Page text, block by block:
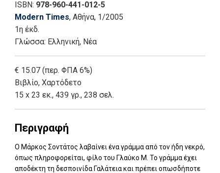
ISBN: 978-960-441-012-5
Modern Times, Αθήνα, 1/2005
1η έκδ.
Γλώσσα: Ελληνική, Νέα
€ 15.07 (περ. ΦΠΑ 6%)
Βιβλίο, Χαρτόδετο
15 x 23 εκ., 439 γρ., 238 σελ.
Περιγραφή
Ο Μάρκος Σοντάτος λαβαίνει ένα γράμμα από τον ήδη νεκρό,
όπως πληροφορείται, φίλο του Γλαύκο Μ. Το γράμμα έχει
αποδέκτη τη δεσποινίδα Γαλάτεια και πρέπει οπωσδήποτε